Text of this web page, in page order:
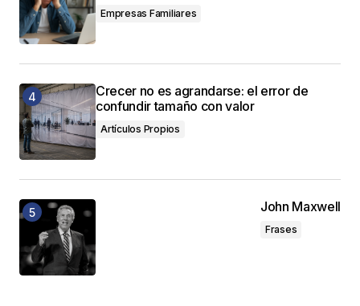
Empresas Familiares
Crecer no es agrandarse: el error de
confundir tamaño con valor
Artículos Propios
John Maxwell
Frases